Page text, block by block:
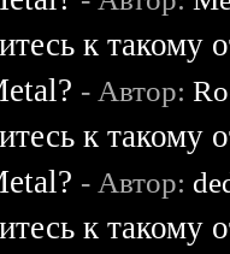
к такому
- Автор:
к такому
- Автор:
к такому